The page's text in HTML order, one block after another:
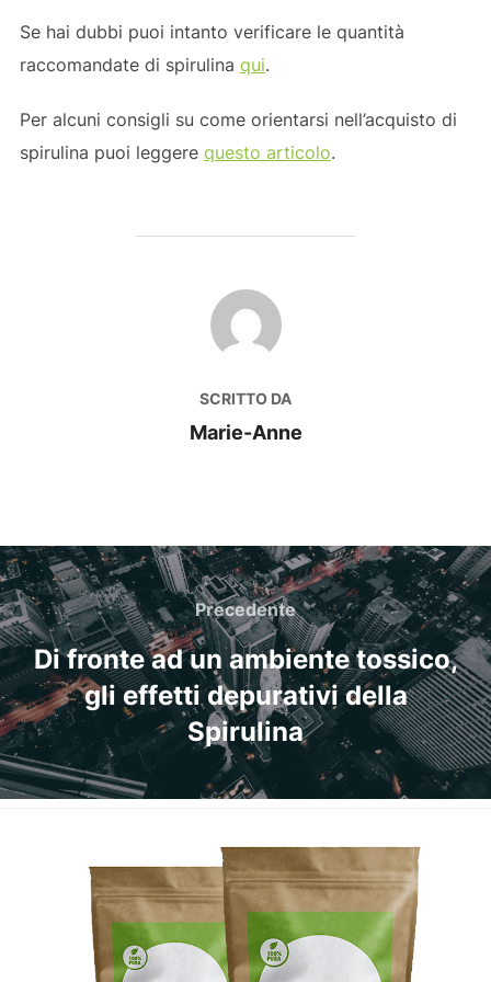
Se hai dubbi puoi intanto verificare le quantità
raccomandate di spirulina qui.
Per alcuni consigli su come orientarsi nell’acquisto di
spirulina puoi leggere questo articolo.
AUTORE DELL'ARTICOLO
SCRITTO DA
Marie-Anne
Navigazione
articoli
Precedente
Precedente
Di fronte ad un ambiente tossico,
gli effetti depurativi della
Spirulina